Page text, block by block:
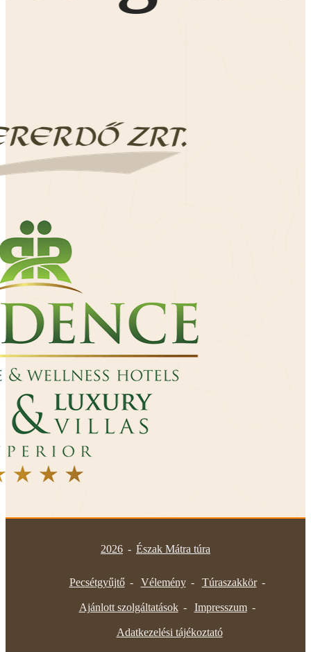
2026 - Észak Mátra túra
Pecsétgyűjtő Vélemény Túraszakkör
Ajánlott szolgáltatások Impresszum
Adatkezelési tájékoztató